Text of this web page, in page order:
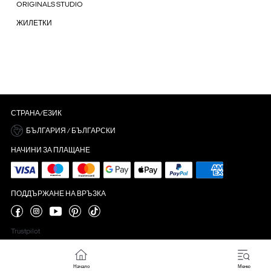
ORIGINALS STUDIO
ЖИЛЕТКИ
СТРАНА/ЕЗИК
БЪЛГАРИЯ / БЪЛГАРСКИ
НАЧИНИ ЗА ПЛАЩАНЕ
ПОДДЪРЖАНЕ НА ВРЪЗКА
Trustpilot
Начало Меню